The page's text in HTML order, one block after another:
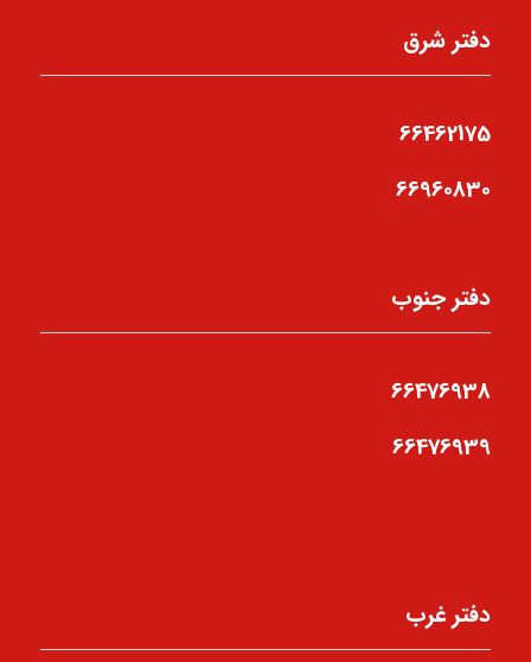
دفتر شرق
66462175
66960830
دفتر جنوب
66476938
66476939
دفتر غرب